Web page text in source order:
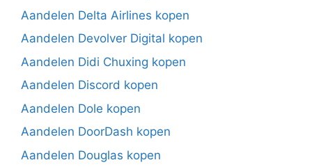
Aandelen Delta Airlines kopen
Aandelen Devolver Digital kopen
Aandelen Didi Chuxing kopen
Aandelen Discord kopen
Aandelen Dole kopen
Aandelen DoorDash kopen
Aandelen Douglas kopen